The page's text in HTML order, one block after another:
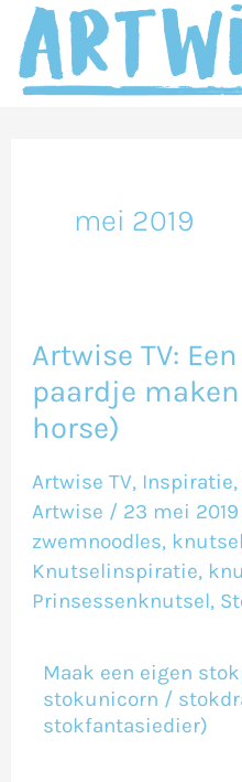
naar
mei 2019
Artwise TV:
paardje
horse)
Artwise TV, Inspiratie,
Artwise / 23 mei 2019
zwemnoodles,
Knutselinspiratie,
Prinsessenknutsel,
Maak een eigen
stokunicorn /
stokfantasiedier)
Artwise
TV:
Een
noodle
paardje
maken
horse)